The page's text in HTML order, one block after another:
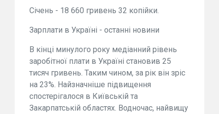
Січень - 18 660 гривень 32 копійки.
Зарплати в Україні - останні новини
В кінці минулого року медіанний рівень
заробітної плати в Україні становив 25
тисяч гривень. Таким чином, за рік він зріс
на 23%. Найзначніше підвищення
спостерігалося в Київській та
Закарпатській областях. Водночас, найвищу